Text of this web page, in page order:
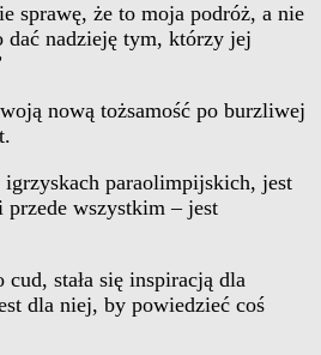
sprawę, że to moja podróż, a nie
dać nadzieję tym, którzy jej
nową tożsamość po burzliwej
igrzyskach paraolimpijskich, jest
wszystkim – jest
cud, stała się inspiracją dla
dla niej, by powiedzieć coś